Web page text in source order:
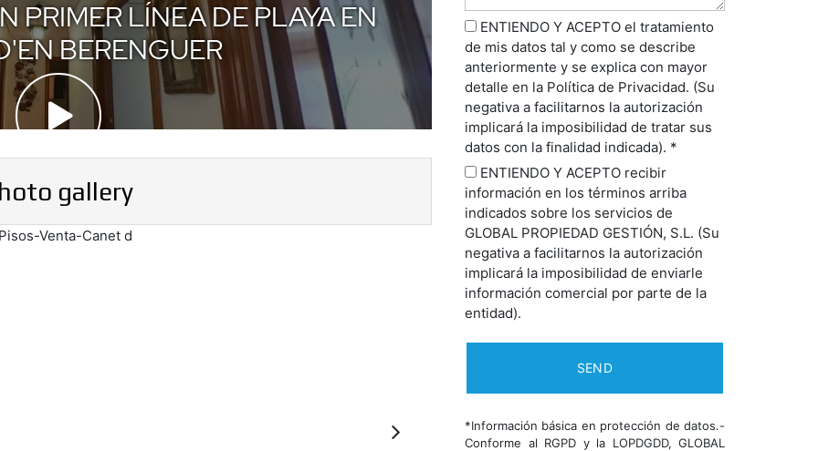
gallery
Next
ENTIENDO Y ACEPTO el tratamiento
de mis datos tal y como se describe
anteriormente y se explica con mayor
detalle en la Política de Privacidad. (Su
negativa a facilitarnos la autorización
implicará la imposibilidad de tratar sus
datos con la finalidad indicada). *
ENTIENDO Y ACEPTO recibir
información en los términos arriba
indicados sobre los servicios de
GLOBAL PROPIEDAD GESTIÓN, S.L. (Su
negativa a facilitarnos la autorización
implicará la imposibilidad de enviarle
información comercial por parte de la
entidad).
*Información básica en protección de datos.-
Conforme al RGPD y la LOPDGDD, GLOBAL